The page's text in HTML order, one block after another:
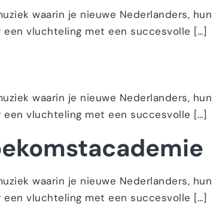
waarin je nieuwe Nederlanders,
vluchteling met een succesvolle […]
waarin je nieuwe Nederlanders,
vluchteling met een succesvolle […]
waarin je nieuwe Nederlanders,
vluchteling met een succesvolle […]